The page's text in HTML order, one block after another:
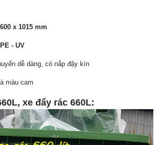
x 1015 mm
- UV
dễ dàng, có nắp đậy kín
màu cam
xe đẩy rác 660L: